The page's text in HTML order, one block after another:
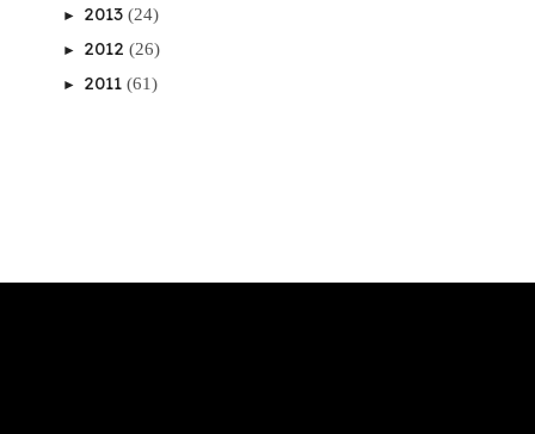
► 2013 (24)
► 2012 (26)
► 2011 (61)